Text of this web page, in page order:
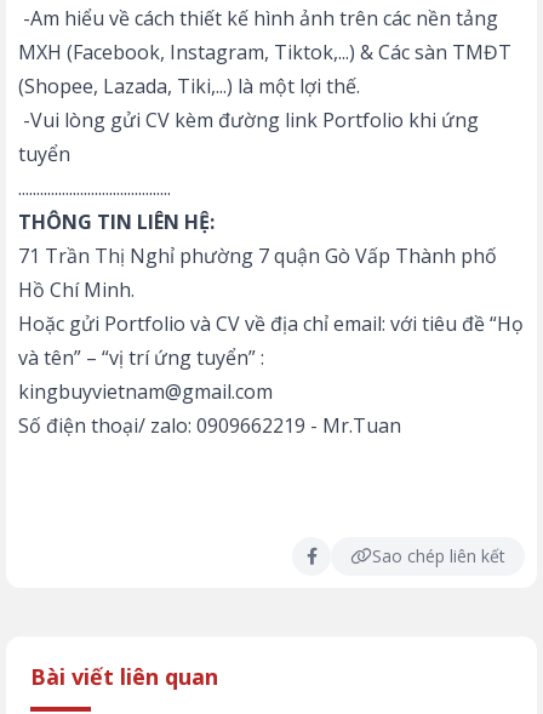
-Am hiểu về cách thiết kế hình ảnh trên các nền tảng
MXH (Facebook, Instagram, Tiktok,...) & Các sàn TMĐT
(Shopee, Lazada, Tiki,...) là một lợi thế.
-Vui lòng gửi CV kèm đường link Portfolio khi ứng
tuyển
..........................................
THÔNG TIN LIÊN HỆ:
71 Trần Thị Nghỉ phường 7 quận Gò Vấp Thành phố
Hồ Chí Minh.
Hoặc gửi Portfolio và CV về địa chỉ email: với tiêu đề “Họ
và tên” – “vị trí ứng tuyển” :
kingbuyvietnam@gmail.com
Số điện thoại/ zalo: 0909662219 - Mr.Tuan
Sao chép liên kết
Bài viết liên quan